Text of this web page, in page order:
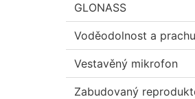
GLONASS
Voděodolnost a
Vestavěný mikrofon
Zabudovaný